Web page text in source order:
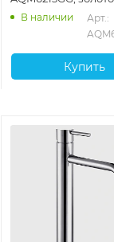
глянцевый
В наличии
Арт.:
Купить